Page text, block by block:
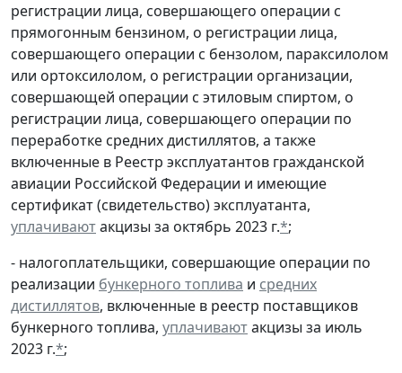
регистрации лица, совершающего операции с
прямогонным бензином, о регистрации лица,
совершающего операции с бензолом, параксилолом
или ортоксилолом, о регистрации организации,
совершающей операции с этиловым спиртом, о
регистрации лица, совершающего операции по
переработке средних дистиллятов, а также
включенные в Реестр эксплуатантов гражданской
авиации Российской Федерации и имеющие
сертификат (свидетельство) эксплуатанта,
уплачиваютакцизы за октябрь 2023 г.*;
- налогоплательщики, совершающие операции по
реализации бункерного топлива и средних
дистиллятов, включенные в реестр поставщиков
бункерного топлива, уплачиваютакцизы за июль
2023 г.*;